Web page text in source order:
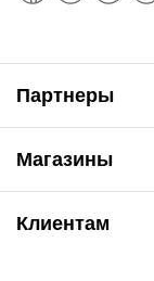
Магазины
ул. Рабочая, 2-а
Клиентам
Партнеры
Сервис колористам